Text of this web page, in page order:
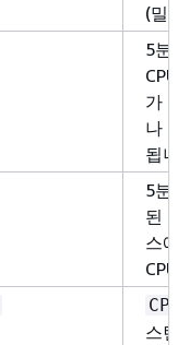
(밀
5분
CPU
가 지
나 오
됩니
5분
된
스에
CPU
스턴